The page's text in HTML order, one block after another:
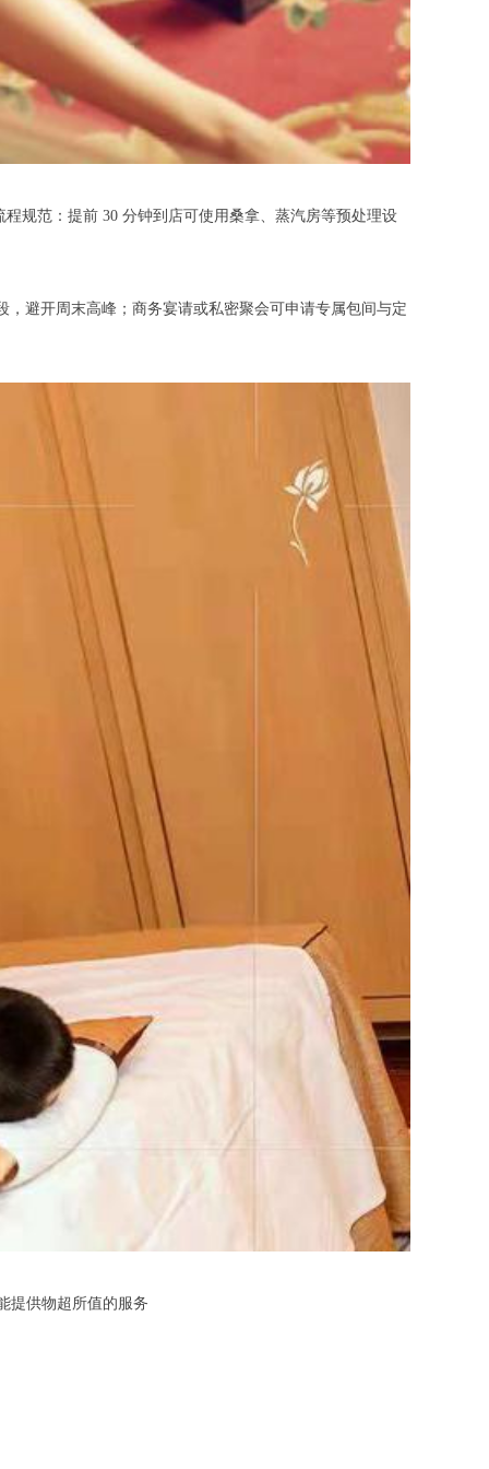
规范：提前 30 分钟到店可使用桑拿、蒸汽房等预处理设
避开周末高峰；商务宴请或私密聚会可申请专属包间与定
提供物超所值的服务